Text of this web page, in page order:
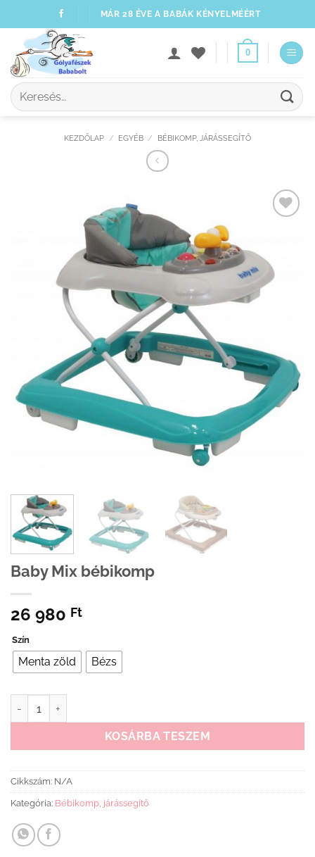
to
content
MÁR 28 ÉVE A BABÁK KÉNYELMÉÉRT
0
Keresés
a
KEZDŐLAP / EGYÉB / BÉBIKOMP, JÁRÁSSEGÍTŐ
Kedvenceimhez
Baby Mix bébikomp
26 980 Ft
Szín
Menta zöld Bézs
KOSÁRBA TESZEM
Cikkszám: N/A
Kategória: Bébikomp, járássegítő